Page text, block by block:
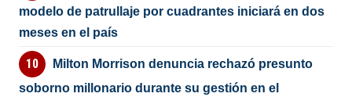
modelo de patrullaje por cuadrantes iniciará en dos
meses en el país
Milton Morrison denuncia rechazó presunto
soborno millonario durante su gestión en el